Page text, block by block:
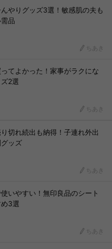
んやりグッズ3選！敏感肌の夫も
品
ちあき
ってよかった！家事がラクにな
2選
ちあき
り切れ続出も納得！子連れ外出
ッズ
ちあき
いやすい！無印良品のシート
3選
ちあき